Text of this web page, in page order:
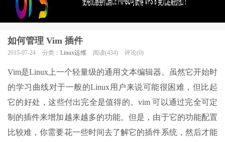
如何管理 Vim 插件
2015-07-24 分类： Linux运维 阅读(434) 评论(0)
Vim是Linux上一个轻量级的通用文本编辑器。虽然它开始时
的学习曲线对于一般的Linux用户来说可能很困难，但比起
它的好处，这些付出完全是值得的。vim 可以通过完全可定
制的插件来增加越来越多的功能。但是，由于它的功能配置
比较难，你需要花一些时间去了解它的插件系统，然后才能